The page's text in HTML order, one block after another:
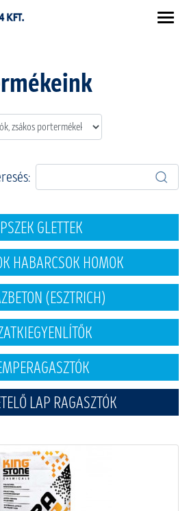
GLETTEK
HABARCSOK HOMOK
(ESZTRICH)
LAP RAGASZTÓK